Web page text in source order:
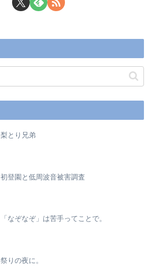
梨とり兄弟
初登園と低周波音被害調査
「なぞなぞ」は苦手ってことで。
祭りの夜に。